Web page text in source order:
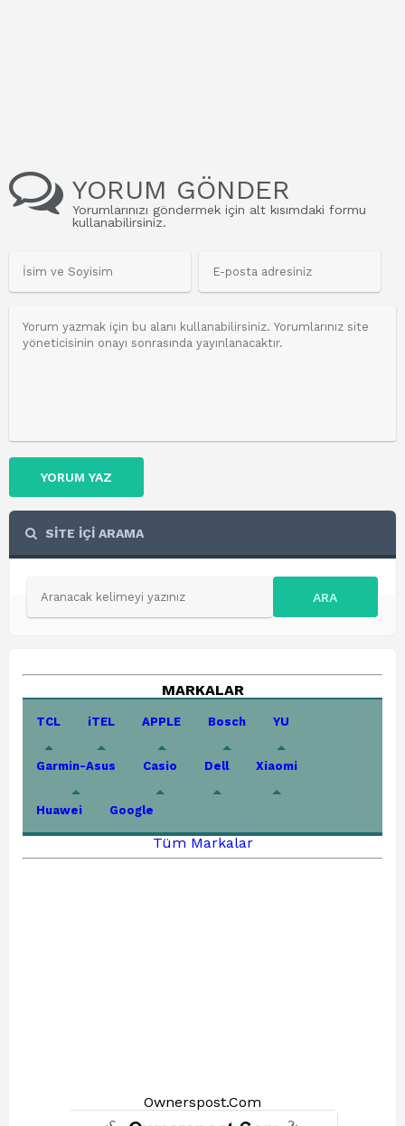
YORUM GÖNDER
Yorumlarınızı göndermek için alt kısımdaki formu
kullanabilirsiniz.
YORUM YAZ
SİTE İÇİ ARAMA
ARA
MARKALAR
TCL iTEL APPLE Bosch YU
Garmin-Asus Casio Dell Xiaomi
Huawei Google
Tüm Markalar
Ownerspost.Com